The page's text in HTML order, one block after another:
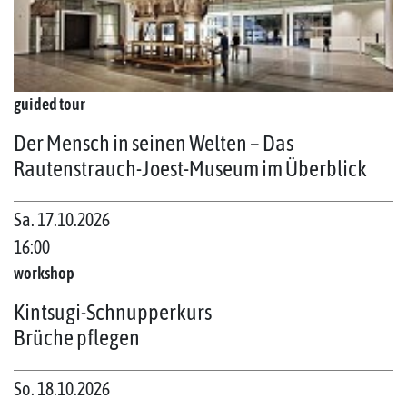
guided tour
Der Mensch in seinen Welten – Das
Rautenstrauch-Joest-Museum im Überblick
Sa. 17.10.2026
16:00
workshop
Kintsugi-Schnupperkurs
Brüche pflegen
So. 18.10.2026